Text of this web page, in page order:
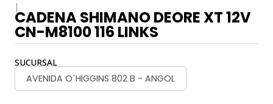
|
CADENA SHIMANO DEORE XT 12V
CN-M8100 116 LINKS
SUCURSAL
AVENIDA O´HIGGINS 802 B - ANGOL